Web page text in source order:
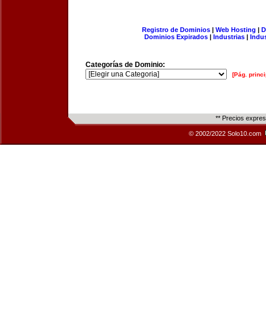
Registro de Dominios| Web Hosting |
Dominios Expirados | Industrias |
Categorías de Dominio:
[Pág.
** Precios
© 2002/2022 Solo10.com